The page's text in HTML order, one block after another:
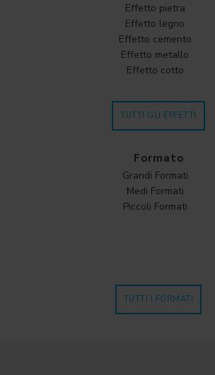
Effetto pietra
Effetto legno
Effetto cemento
Effetto metallo
Effetto cotto
TUTTI GLI EFFETTI
Formato
Grandi Formati
Medi Formati
Piccoli Formati
TUTTI I FORMATI